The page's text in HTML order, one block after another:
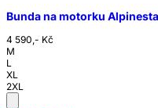
Bunda na motorku
4 590,- Kč
M
L
XL
2XL